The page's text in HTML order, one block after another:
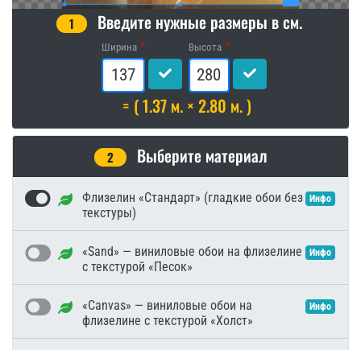
1 Введите нужные размеры в см.
Ширина Высота
= ( 1.37 м. × 2.80 м. )
2 Выберите материал
Флизелин «Стандарт» (гладкие обои без
текстуры)
Инфо
«Sand» — виниловые обои на флизелине
с текстурой «Песок»
Инфо
«Canvas» — виниловые обои на
флизелине с текстурой «Холст»
Инфо